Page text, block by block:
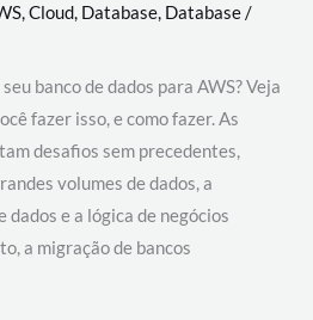
,Cloud, Database, Database/
banco de dados para AWS? Veja
fazer isso, e como fazer. As
desafios sem precedentes,
volumes de dados, a
e a lógica de negócios
a migração de bancos